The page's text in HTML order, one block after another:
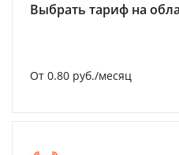
Выбрать тариф на
От 0.80 руб./месяц